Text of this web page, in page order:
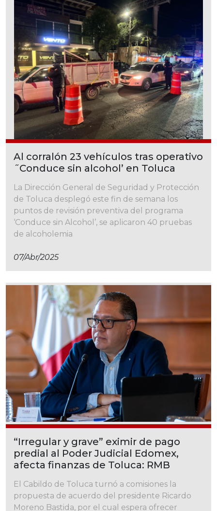
Al corralón 23 vehículos tras operativo
˝Conduce sin alcohol’ en Toluca
La Dirección General de Seguridad y Protección
de Toluca desplegó este fin de semana los
puntos de revisión preventiva del programa
‘Conduce sin Alcohol’, se aplicaron 40 pruebas
de alcoholemia
07/abr/2025
“Irregular y grave” eximir de pago
predial al Poder Judicial Edomex,
afecta finanzas de Toluca: RMB
El Cabildo de Toluca turnó a comisiones la
propuesta de acuerdo del presidente Ricardo
Moreno Bastida, por el cual espera ofrecer